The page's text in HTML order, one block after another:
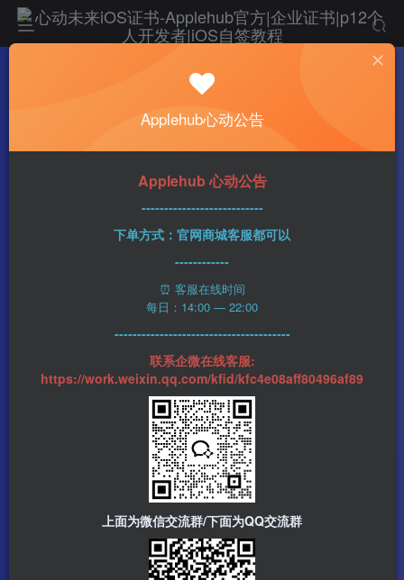
自签教程
自签抖音App登录方法
949字 5分钟 2025-05-13 心动未来
528
该作者已发布1437篇文章
Applehub心动公告
Applehub 心动公告
---------------------------
下单方式：官网商城客服都可以
------------
⏰ 客服在线时间
每日：14:00 — 22:00
---------------------------------------
联系企微在线客服:
https://work.weixin.qq.com/kfid/kfc4e08aff80496af89
上面为微信交流群/下面为QQ交流群